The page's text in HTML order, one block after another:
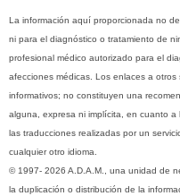
La información aquí proporcionada no
ni para el diagnóstico o tratamiento de
profesional médico autorizado para el
afecciones médicas. Los enlaces a
informativos; no constituyen una
alguna, expresa ni implícita, en cuanto
las traducciones realizadas por un
cualquier otro idioma.
© 1997- 2026 A.D.A.M., una unidad de
la duplicación o distribución de la